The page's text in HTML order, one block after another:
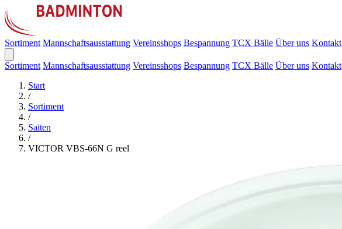
Sortiment Mannschaftsausstattung Vereinsshops Bespannung TCX Bälle Über uns Kontakt
Sortiment Mannschaftsausstattung Vereinsshops Bespannung TCX Bälle Über uns Kontakt
Start
/
Sortiment
/
Saiten
/
VICTOR VBS-66N G reel